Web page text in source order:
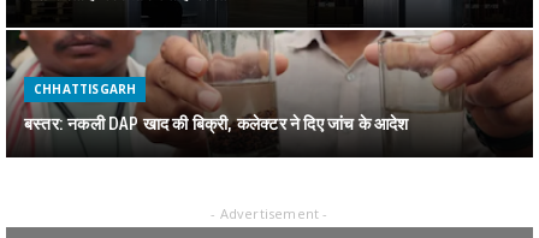
CHHATTISGARH
बस्तर: नकली DAP खाद की बिक्री, कलेक्टर ने दिए जांच के आदेश
- Advertisement -